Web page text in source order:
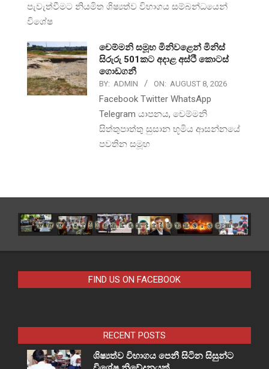
පැවැත්වීමට නියමිත ශිෂ්‍යත්ව විභාගය සම්බන්ධයෙන්
විශේෂ
චෙම්මනි සමූහ මිනිවළෙන් මිනිස්
සිරුරු 501කට අදාළ අස්ථි කොටස්
ගොඩගනී
BY: ADMIN ON: AUGUST 8, 2026
Facebook Twitter WhatsApp
Telegram යාපනය, චෙම්මනි
සිත්තුපාත්තු සුසාන භූමිය ආසන්නයේ
පවතින සමූහ
FIND US ON FACEBOOK
RECENT POSTS
ශිෂ්‍යත්ව විභාගය පෙනී සිටින සිසුන්ට